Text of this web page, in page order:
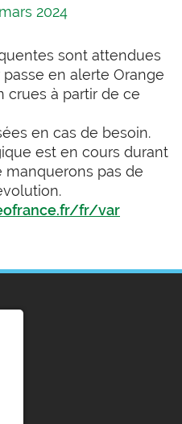
2024
sont attendues
en alerte Orange
crues à partir de ce
en cas de besoin.
est en cours durant
manquerons pas de
fr/var